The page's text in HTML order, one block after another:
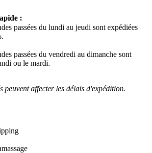
:
passées du lundi au jeudi sont expédiées
passées du vendredi au dimanche sont
ou le mardi.
peuvent affecter les délais d'expédition.